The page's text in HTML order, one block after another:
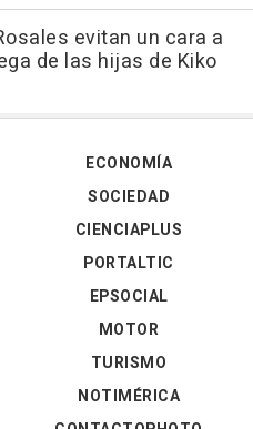
evitan un cara a
de las hijas de Kiko
ECONOMÍA
SOCIEDAD
CIENCIAPLUS
PORTALTIC
EPSOCIAL
MOTOR
TURISMO
NOTIMÉRICA